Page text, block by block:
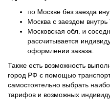
по Москве без заезда
Москва с заездом
Московская обл. и
рассчитывается
оформлении заказа.
Также есть возможность
город РФ с помощью
самостоятельно выбрать
тарифов и возможных